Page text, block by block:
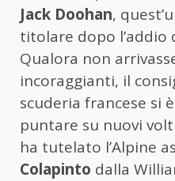
Jack Doohan,
titolare dopo l’addio
Qualora non
incoraggianti, il
scuderia francese si
puntare su nuovi
ha tutelato l’Alpine
Colapinto dalla